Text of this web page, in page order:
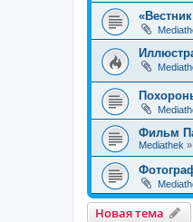
Фильм
Mediathek »
Новая тема